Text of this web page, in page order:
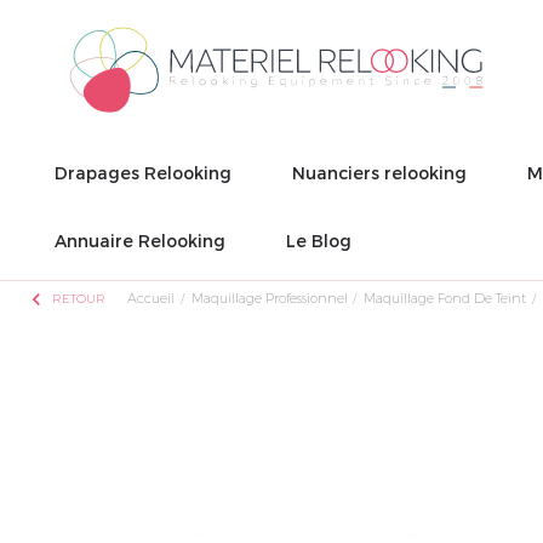
Drapages Relooking Nuanciers relooking
Annuaire Relooking Le Blog
chevron_left RETOUR Accueil Maquillage Professionnel Maquillage Fond De Teint